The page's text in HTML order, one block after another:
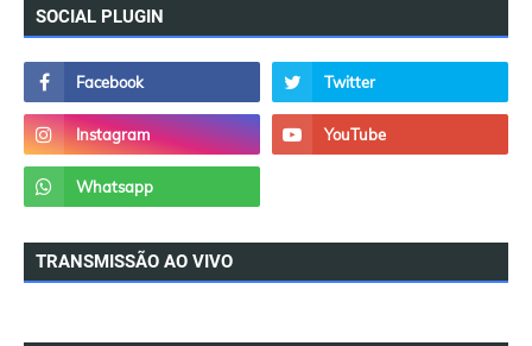
SOCIAL PLUGIN
TRANSMISSÃO AO VIVO